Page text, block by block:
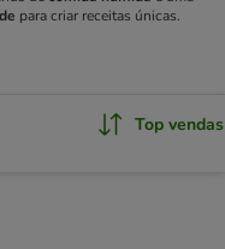
para criar receitas únicas.
Top vendas